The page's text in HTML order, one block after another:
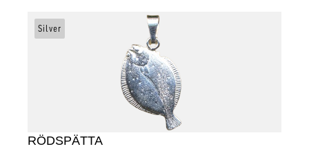
RÖDSPÄTTA
Silver